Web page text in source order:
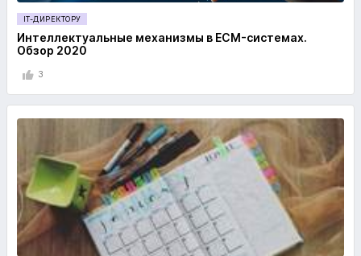
IT-ДИРЕКТОРУ
Интеллектуальные механизмы в ECM-системах.
Обзор 2020
3